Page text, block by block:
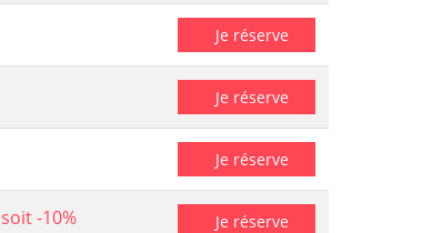
Je réserve
Je réserve
Je réserve
soit -10% Je réserve